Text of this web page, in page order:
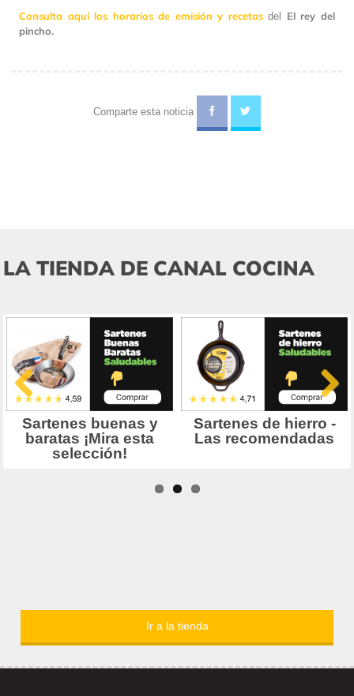
Consulta aquí los horarios de emisión y recetas del El rey del
pincho.
Comparte esta noticia
LA TIENDA DE CANAL COCINA
Ir a la tienda